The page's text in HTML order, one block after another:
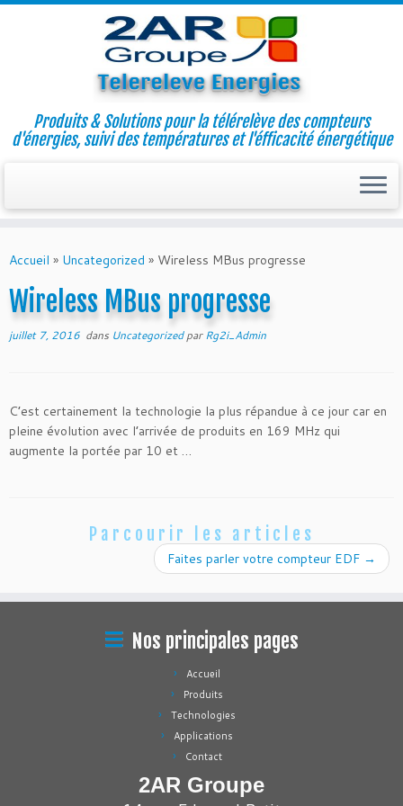
to
Produits & Solutions pour la télérelève des compteurs
d'énergies, suivi des températures et l'éfficacité énergétique
Accueil » Uncategorized » Wireless MBus progresse
Wireless MBus progresse
juillet 7, 2016 dans UncategorizedparRg2i_Admin
C’est certainement la technologie la plus répandue à ce jour car en
pleine évolution avec l’arrivée de produits en 169 MHz qui
augmente la portée par 10 et …
Parcourir les articles
Faites parler votre compteur EDF →
Nos principales pages
Accueil
Produits
Technologies
Applications
Contact
2AR Groupe